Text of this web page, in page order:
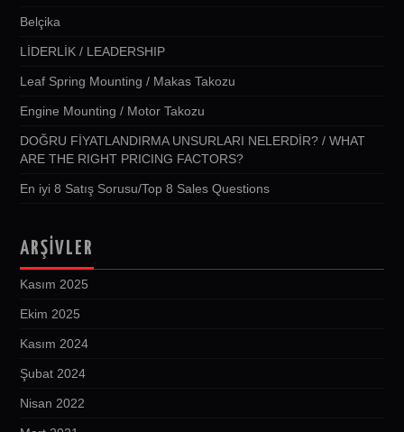
Belçika
LİDERLİK / LEADERSHIP
Leaf Spring Mounting / Makas Takozu
Engine Mounting / Motor Takozu
DOĞRU FİYATLANDIRMA UNSURLARI NELERDİR? / WHAT
ARE THE RIGHT PRICING FACTORS?
En iyi 8 Satış Sorusu/Top 8 Sales Questions
ARŞIVLER
Kasım 2025
Ekim 2025
Kasım 2024
Şubat 2024
Nisan 2022